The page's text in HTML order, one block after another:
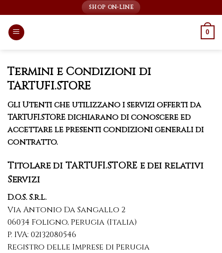
to
content
SHOP ON-LINE
0
Termini e Condizioni di
TARTUFI.STORE
Gli Utenti che utilizzano i servizi offerti da
TARTUFI.STORE dichiarano di conoscere ed
accettare le presenti condizioni generali di
contratto.
Titolare di TARTUFI.STORE e dei relativi
Servizi
D.O.S. S.r.l.
Via Antonio Da Sangallo 2
06034 Foligno, Perugia (Italia)
P. IVA: 02132080546
Registro delle Imprese di Perugia